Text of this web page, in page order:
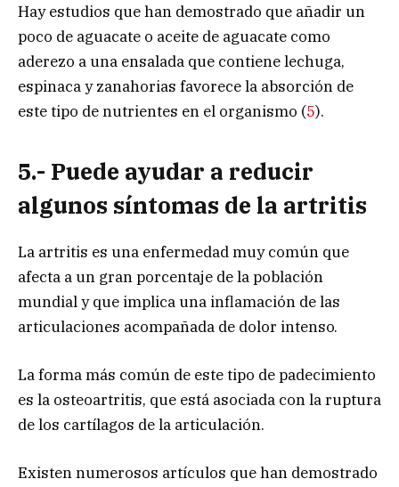
Hay estudios que han demostrado que añadir un
poco de aguacate o aceite de aguacate como
aderezo a una ensalada que contiene lechuga,
espinaca y zanahorias favorece la absorción de
este tipo de nutrientes en el organismo (5).
5.- Puede ayudar a reducir
algunos síntomas de la artritis
La artritis es una enfermedad muy común que
afecta a un gran porcentaje de la población
mundial y que implica una inflamación de las
articulaciones acompañada de dolor intenso.
La forma más común de este tipo de padecimiento
es la osteoartritis, que está asociada con la ruptura
de los cartílagos de la articulación.
Existen numerosos artículos que han demostrado